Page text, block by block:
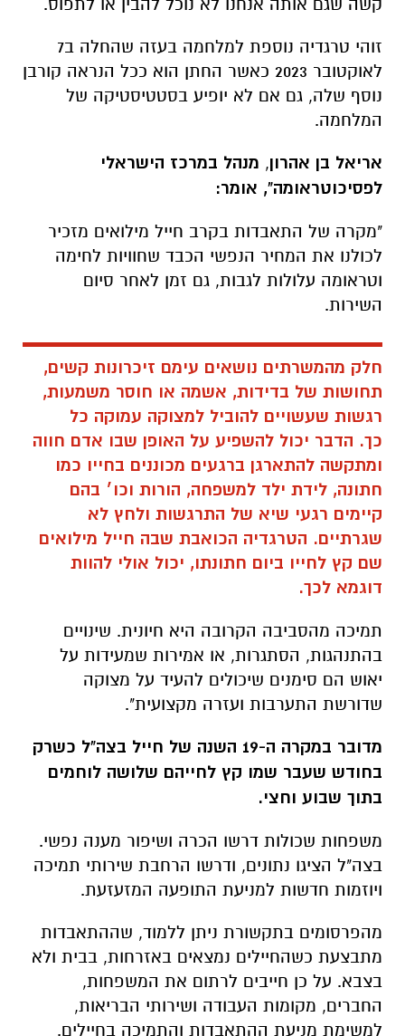
זוהי טרגדיה נוספת למלחמה בעזה שהחלה ב7
לאוקטובר 2023 כאשר החתן הוא ככל הנראה קורבן
נוסף שלה, גם אם לא יופיע בסטטיסטיקה של
המלחמה.
אריאל בן אהרון, מנהל במרכז הישראלי
לפסיכוטראומה", אומר:
"מקרה של התאבדות בקרב חייל מילואים מזכיר
לכולנו את המחיר הנפשי הכבד שחוויות לחימה
וטראומה עלולות לגבות, גם זמן לאחר סיום
השירות.
חלק מהמשרתים נושאים עימם זיכרונות קשים,
תחושות של בדידות, אשמה או חוסר משמעות,
רגשות שעשויים להוביל למצוקה עמוקה כל
כך. הדבר יכול להשפיע על האופן שבו אדם חווה
ומתקשה להתארגן ברגעים מכוננים בחייו כמו
חתונה, לידת ילד למשפחה, הורות וכו׳ בהם
קיימים רגעי שיא של התרגשות ולחץ לא
שגרתיים. הטרגדיה הכואבת שבה חייל מילואים
שם קץ לחייו ביום חתונתו, יכול אולי להוות
דוגמא לכך.
תמיכה מהסביבה הקרובה היא חיונית. שינויים
בהתנהגות, הסתגרות, או אמירות שמעידות על
יאוש הם סימנים שיכולים להעיד על מצוקה
שדורשת התערבות ועזרה מקצועית".
מדובר במקרה ה-19 השנה של חייל בצה"ל כשרק
בחודש שעבר שמו קץ לחייהם שלושה לוחמים
בתוך שבוע וחצי.
משפחות שכולות דרשו הכרה ושיפור מענה נפשי.
בצה"ל הציגו נתונים, ודרשו הרחבת שירותי תמיכה
ויוזמות חדשות למניעת התופעה המזעזעת.
מהפרסומים בתקשורת ניתן ללמוד, שההתאבדות
מתבצעת כשהחיילים נמצאים באזרחות, בבית ולא
בצבא. על כן חייבים לרתום את המשפחות,
החברים, מקומות העבודה ושירותי הבריאות,
למשימת מניעת ההתאבדות והתמיכה בחיילים.